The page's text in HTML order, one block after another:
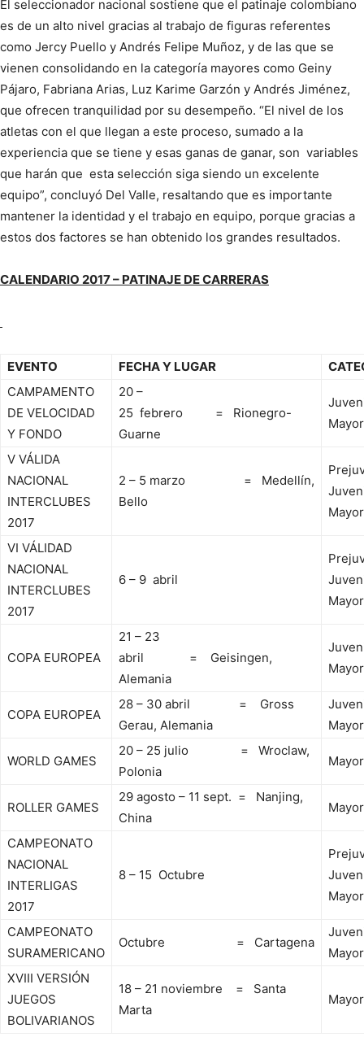
El seleccionador nacional sostiene que el patinaje colombiano
es de un alto nivel gracias al trabajo de figuras referentes
como Jercy Puello y Andrés Felipe Muñoz, y de las que se
vienen consolidando en la categoría mayores como Geiny
Pájaro, Fabriana Arias, Luz Karime Garzón y Andrés Jiménez,
que ofrecen tranquilidad por su desempeño. “El nivel de los
atletas con el que llegan a este proceso, sumado a la
experiencia que se tiene y esas ganas de ganar, son variables
que harán que esta selección siga siendo un excelente
equipo”, concluyó Del Valle, resaltando que es importante
mantener la identidad y el trabajo en equipo, porque gracias a
estos dos factores se han obtenido los grandes resultados.
CALENDARIO 2017 – PATINAJE DE CARRERAS
EVENTO FECHA Y LUGAR
CAMPAMENTO
DE VELOCIDAD
Y FONDO
20 –
25 febrero = Rionegro-
Guarne
V VÁLIDA
NACIONAL
INTERCLUBES
2017
2 – 5 marzo = Medellín,
Bello
VI VÁLIDAD
NACIONAL
INTERCLUBES
2017
6 – 9 abril
COPA EUROPEA
21 – 23
abril = Geisingen,
Alemania
COPA EUROPEA
28 – 30 abril = Gross
Gerau, Alemania
WORLD GAMES
20 – 25 julio = Wroclaw,
Polonia
ROLLER GAMES
29 agosto – 11 sept. = Nanjing,
China
CAMPEONATO
NACIONAL
INTERLIGAS
2017
8 – 15 Octubre
CAMPEONATO
SURAMERICANO
Octubre = Cartagena
XVIII VERSIÓN
JUEGOS
BOLIVARIANOS
18 – 21 noviembre = Santa
Marta